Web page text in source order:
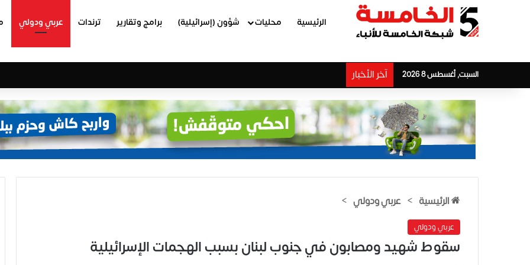
الرئيسية محليات شؤون (إسرائيلية) برامج وتقارير ترندات عربي ودولي
السبت, أغسطس 8 2026 آخر الأخبار
الرئيسية > عربي ودولي >
عربي ودولي
سقوط شهيد ومصابون في جنوب لبنان بسبب الهجمات الإسرائيلية